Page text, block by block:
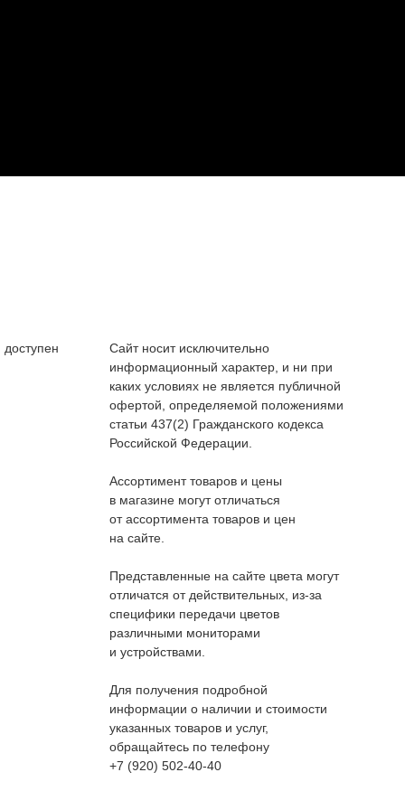
Сайт носит исключительно
информационный характер, и ни при
каких условиях не является публичной
офертой, определяемой положениями
статьи 437(2) Гражданского кодекса
Российской Федерации.
Ассортимент товаров и цены
в магазине могут отличаться
от ассортимента товаров и цен
на сайте.
Представленные на сайте цвета могут
отличатся от действительных, из-за
специфики передачи цветов
различными мониторами
и устройствами.
Для получения подробной
информации о наличии и стоимости
указанных товаров и услуг,
обращайтесь по телефону
+7 (920) 502-40-40